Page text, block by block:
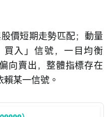
價短期走勢匹配；動量
入」信號，一目均衡
向賣出，整體指標存在
某一信號。